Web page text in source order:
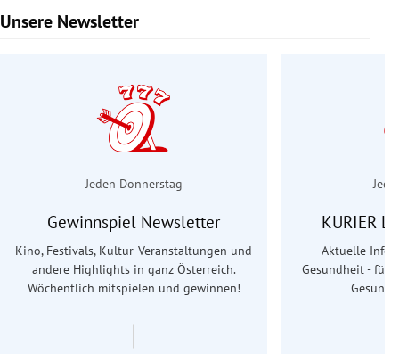
Unsere Newsletter
Slide 1 von 7
Jeden Donnerstag
Gewinnspiel Newsletter
Kino, Festivals, Kultur-Veranstaltungen und
andere Highlights in ganz Österreich.
Wöchentlich mitspielen und gewinnen!
KURIER
Aktuelle
Gesundheit - für